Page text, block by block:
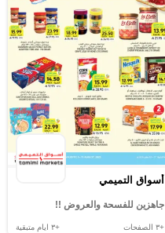
أسواق التميمي
جاهزين للفسحة والعروض !!
+٣ الصفحات +٣ ايام متبقية